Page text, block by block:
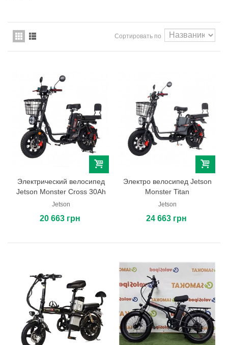
Сортировать по
Электрический велосипед
Jetson Monster Cross 30Ah
Jetson
20 663 грн
Электро велосипед Jetson
Monster Titan
Jetson
24 663 грн